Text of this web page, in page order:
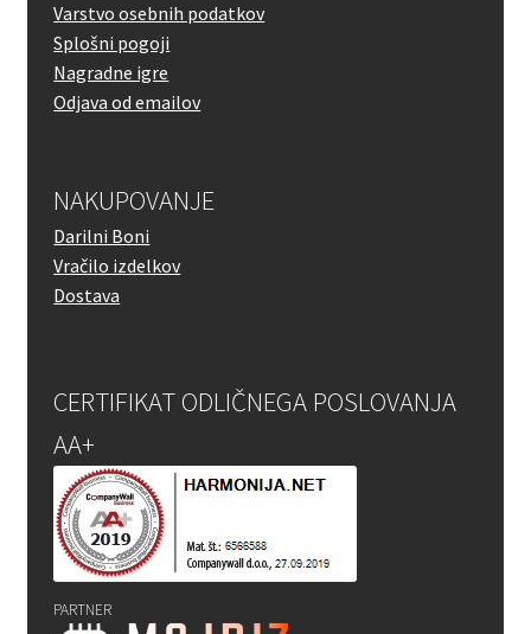
Varstvo osebnih podatkov
Splošni pogoji
Nagradne igre
Odjava od emailov
NAKUPOVANJE
Darilni Boni
Vračilo izdelkov
Dostava
CERTIFIKAT ODLIČNEGA POSLOVANJA
AA+
PARTNER